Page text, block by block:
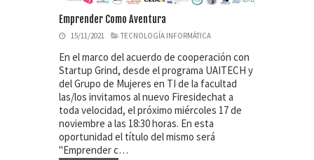
Emprender Como Aventura
15/11/2021 TECNOLOGÍA INFORMÁTICA
En el marco del acuerdo de cooperación con
Startup Grind, desde el programa UAITECH y
del Grupo de Mujeres en TI de la facultad
las/los invitamos al nuevo Firesidechat a
toda velocidad, el próximo miércoles 17 de
noviembre a las 18:30 horas. En esta
oportunidad el título del mismo será
"Emprender c…